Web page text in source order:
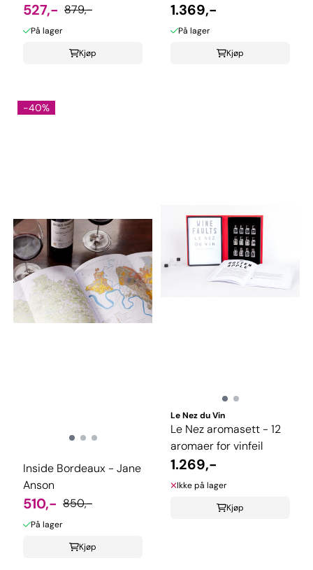
527,- 879,-
På lager
Kjøp
musserende
1.369,-
På lager
Kjøp
-40%
Inside Bordeaux - Jane
Anson
510,- 850,-
På lager
Kjøp
Le Nez du Vin
Le Nez aromasett - 12
aromaer for vinfeil
1.269,-
Ikke på lager
Kjøp